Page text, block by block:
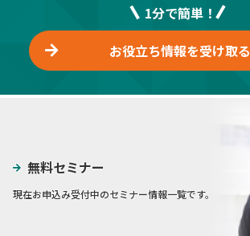
1分で簡単！
お役立ち情報を受け取る
無料セミナー
現在お申込み受付中のセミナー情報一覧です。